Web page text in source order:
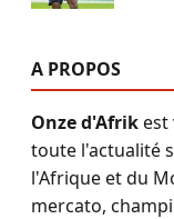
A PROPOS
Onze d'Afrikest
toute l'actualité
l'Afrique et du
mercato,